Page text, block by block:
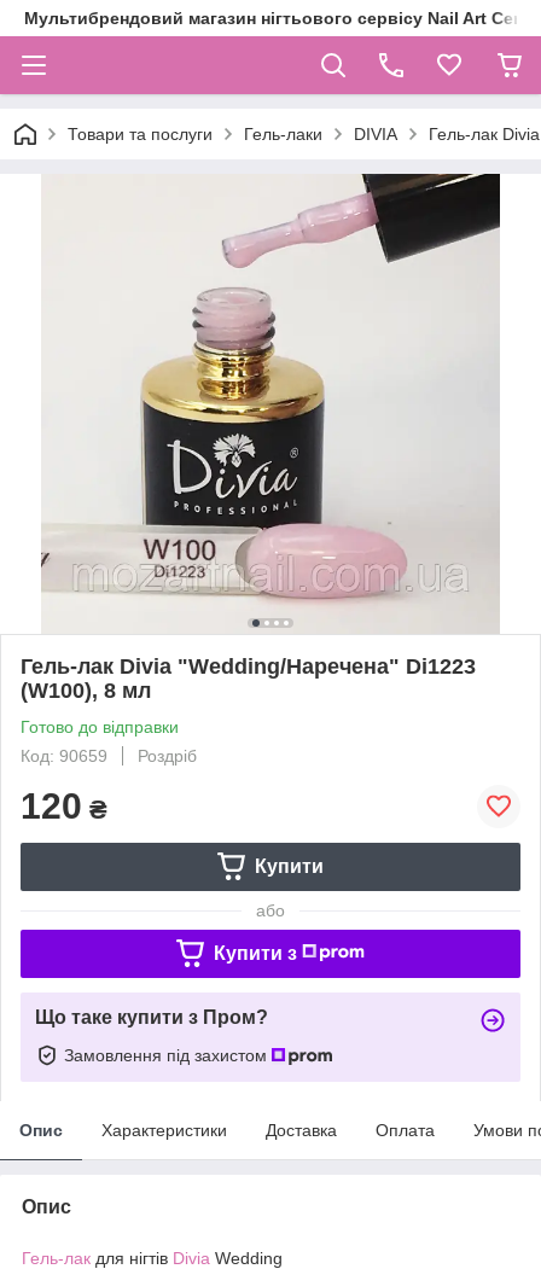
Мультибрендовий магазин нігтьового сервісу Nail Art
Товари та послуги Гель-лаки DIVIA Гель-лак
Гель-лак Divia "Wedding/Наречена" Di1223
(W100), 8 мл
Готово до відправки
Код: 90659
Роздріб
120 ₴
Купити
або
Купити з
Що таке купити з Пром?
Замовлення під захистом
Опис Характеристики Доставка Оплата Умови
Опис
Гель-лак для нігтів Divia Wedding